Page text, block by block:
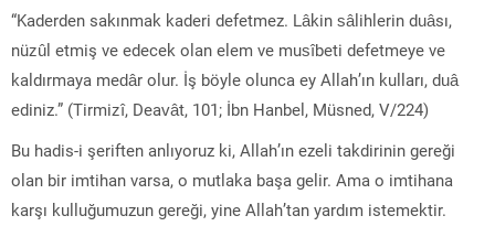
“Kaderden sakınmak kaderi defetmez. Lâkin sâlihlerin duâsı,
nüzûl etmiş ve edecek olan elem ve musîbeti defetmeye ve
kaldırmaya medâr olur. İş böyle olunca ey Allah’ın kulları, duâ
ediniz.” (Tirmizî, Deavât, 101; İbn Hanbel, Müsned, V/224)
Bu hadis-i şeriften anlıyoruz ki, Allah’ın ezeli takdirinin gereği
olan bir imtihan varsa, o mutlaka başa gelir. Ama o imtihana
karşı kulluğumuzun gereği, yine Allah’tan yardım istemektir.